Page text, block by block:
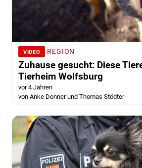
VIDEO REGION
Zuhause gesucht: Diese
Tierheim Wolfsburg
vor 4 Jahren
von Anke Donner und Thomas Stödter